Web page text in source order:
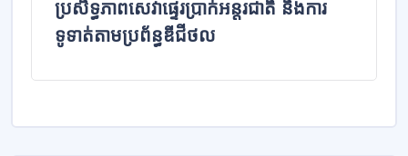
ប្រសិទ្ធភាពសេវាផ្ទេរប្រាក់អន្តរជាតិ និងការ
ទូទាត់តាមប្រព័ន្ធឌីជីថល